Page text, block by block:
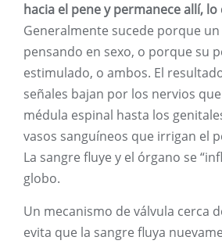
hacia el pene y permanece allí,
Generalmente sucede porque
pensando en sexo, o porque su
estimulado, o ambos. El
señales bajan por los nervios
médula espinal hasta los
vasos sanguíneos que irrigan el
La sangre fluye y el órgano se
globo.
Un mecanismo de válvula cerca
evita que la sangre fluya